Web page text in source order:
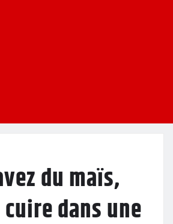
du maïs,
dans une